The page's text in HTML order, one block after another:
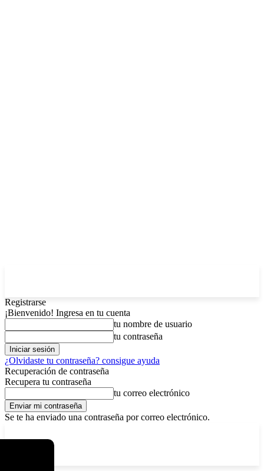
Registrarse
¡Bienvenido! Ingresa en tu cuenta
tu nombre de usuario
tu contraseña
¿Olvidaste tu contraseña? consigue ayuda
Recuperación de contraseña
Recupera tu contraseña
tu correo electrónico
Se te ha enviado una contraseña por correo electrónico.